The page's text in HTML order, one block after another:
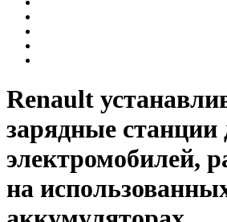
Renault
зарядные станции
электромобилей,
на